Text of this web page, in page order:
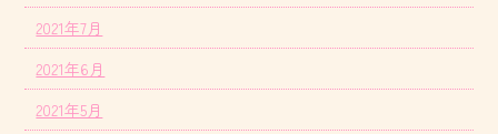
2021年7月
2021年6月
2021年5月